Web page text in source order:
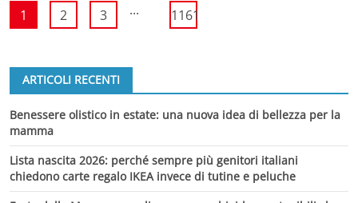
1 2 3 ... 1161
ARTICOLI RECENTI
Benessere olistico in estate: una nuova idea di bellezza per la
mamma
Lista nascita 2026: perché sempre più genitori italiani
chiedono carte regalo IKEA invece di tutine e peluche